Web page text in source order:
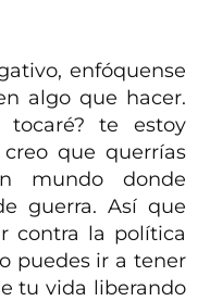
enfóquense
algo que hacer.
te estoy
que querrías
mundo donde
guerra. Así que
contra la política
puedes ir a tener
tu vida liberando